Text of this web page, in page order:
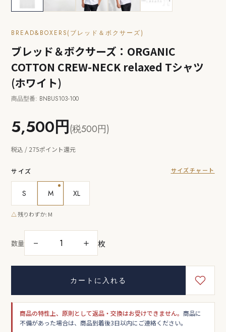
BREAD&BOXERS(ブレッド＆ボクサーズ)
ブレッド＆ボクサーズ：ORGANIC
COTTON CREW-NECK relaxed Tシャツ
(ホワイト)
商品型番: BNBUS103-100
5,500円(税500円)
税込 / 275ポイント還元
サイズ サイズチャート
S M XL
△残りわずか: M
数量 － ＋ 枚
カートに入れる
商品の特性上、原則として返品・交換はお受けできません。商品に
不備があった場合は、商品到着後3日以内にご連絡ください。